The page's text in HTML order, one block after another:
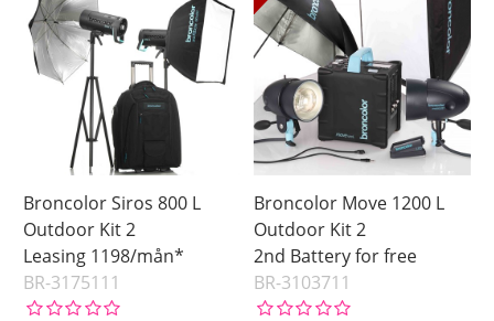
Broncolor Siros 800 L
Outdoor Kit 2
Leasing 1198/mån*
BR-3175111
Broncolor Move 1200 L
Outdoor Kit 2
2nd Battery for free
BR-3103711